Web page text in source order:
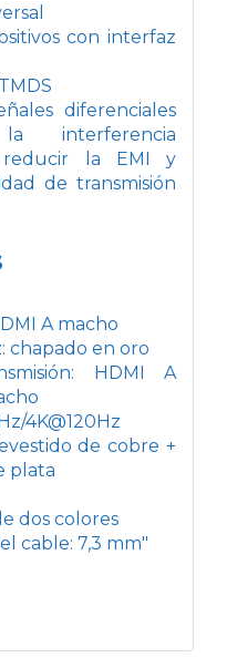
con interfaz
diferenciales
interferencia
reducir la EMI y
de transmisión
A macho
chapado en oro
HDMI A
4K@120Hz
de cobre +
plata
dos colores
cable: 7,3 mm"